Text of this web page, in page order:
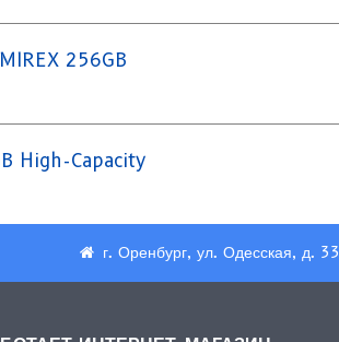
256GB
High-Capacity
г. Оренбург, ул. Одесская, д. 33